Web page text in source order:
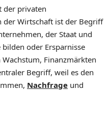
der privaten
Wirtschaft ist der Begriff
der Staat und
oder Ersparnisse
Finanzmärkten
Begriff, weil es den
Nachfrage und